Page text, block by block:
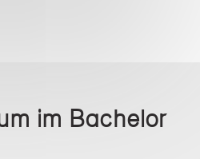
im Bachelor